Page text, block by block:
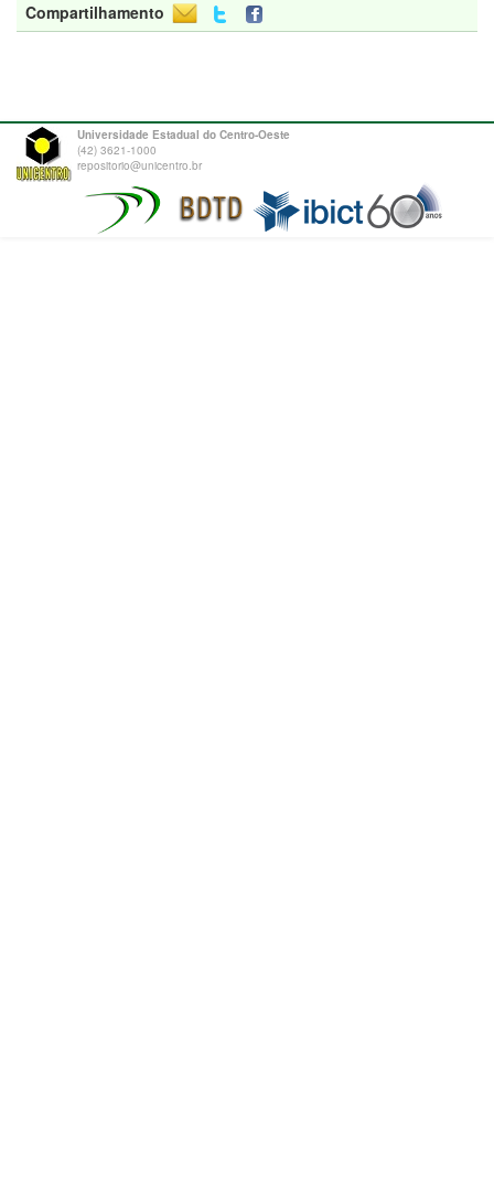
Compartilhamento
Universidade Estadual do Centro-Oeste
(42) 3621-1000
repositorio@unicentro.br